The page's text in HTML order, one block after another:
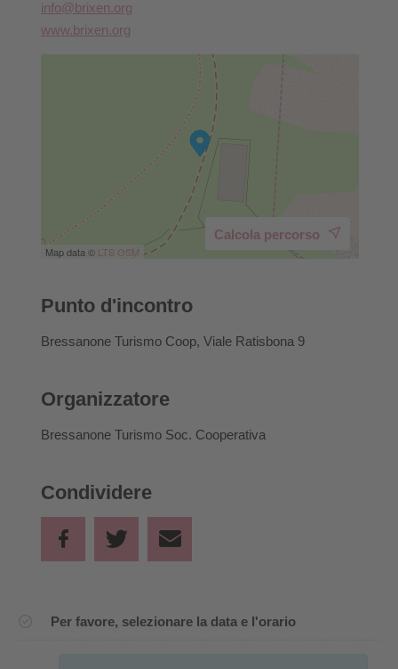
Green Pass obbligatorio
info@brixen.org
www.brixen.org
Map data © LTS OSM
Calcola percorso
Punto d'incontro
Bressanone Turismo Coop, Viale Ratisbona 9
Organizzatore
Bressanone Turismo Soc. Cooperativa
Condividere